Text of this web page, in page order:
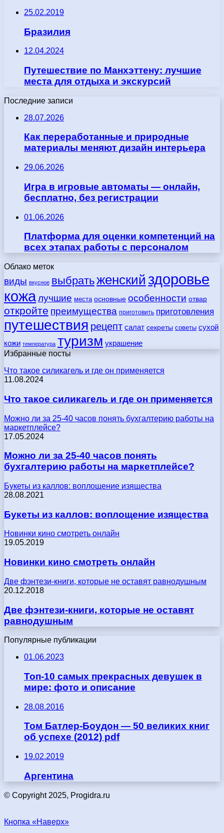
25.02.2019
Бразилия
12.04.2024
Путешествие по Манхэттену: лучшие
места для отдыха и экскурсий
Последние записи
28.07.2026
Как переработанные и природные
материалы меняют дизайн интерьера
29.06.2026
Игра в игровые автоматы — онлайн,
бесплатно, без регистрации
01.06.2026
Платформа для оценки компетенций на
всех этапах работы с персоналом
Облако меток
виды вкусное выбратьженский здоровье
кожалучшие места основные особенности отвар
откройте преимущества приготовить приготовления
путешествия рецепт салат секреты советы сухой
кожи температура туризм украшение
Избранные посты
Что такое силикагель и где он применяется
11.08.2024
Что такое силикагель и где он применяется
Можно ли за 25-40 часов понять бухгалтерию работы на
маркетплейсе?
17.05.2024
Можно ли за 25-40 часов понять
бухгалтерию работы на маркетплейсе?
Букеты из каллов: воплощение изящества
28.08.2021
Букеты из каллов: воплощение изящества
Новинки кино смотреть онлайн
19.05.2019
Новинки кино смотреть онлайн
Две фэнтези-книги, которые не оставят равнодушным
20.12.2018
Две фэнтези-книги, которые не оставят
равнодушным
Популярные публикации
01.06.2023
Топ-10 самых прекрасных девушек в
мире: фото и описание
28.08.2016
Том Батлер-Боудон — 50 великих книг
об успехе (2012) pdf
19.02.2019
Аргентина
© Copyright 2025, Progidra.ru
Кнопка «Наверх»